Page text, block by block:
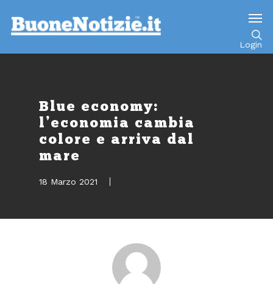
Login
Blue economy:
l’economia cambia
colore e arriva dal
mare
18 Marzo 2021
Go to mobile version